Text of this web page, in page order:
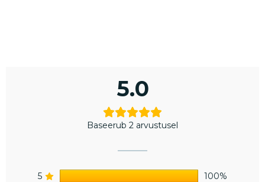
5.0
Baseerub 2 arvustusel
5
100%